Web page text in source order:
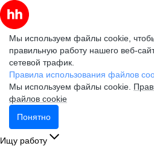
Мы используем файлы cookie,
правильную работу нашего веб-
сетевой трафик.
Правила использования файлов
Мы используем файлы cookie.
файлов cookie
Понятно
Ищу работу